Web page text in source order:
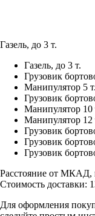
Газель, до 3 т.
Газель, до 3 т.
Грузовик
Манипулятор 5
Грузовик
Манипулятор 10
Манипулятор 12
Грузовик
Грузовик
Грузовик
Расстояние от МКАД,
Стоимость доставки:
Для оформления